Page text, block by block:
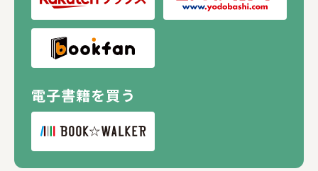
電子書籍を買う